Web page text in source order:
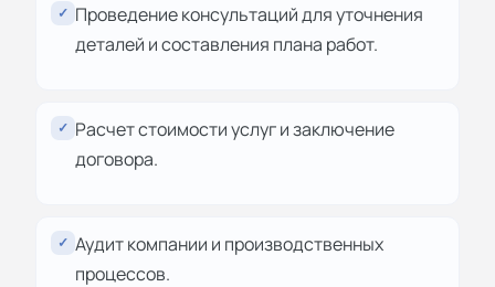
✓ Проведение консультаций для уточнения
деталей и составления плана работ.
✓ Расчет стоимости услуг и заключение
договора.
✓ Аудит компании и производственных
процессов.